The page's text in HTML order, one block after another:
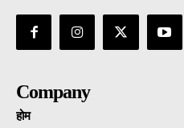
Company
होम